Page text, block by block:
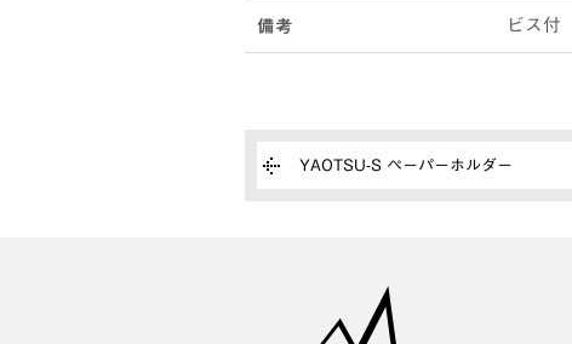
備考 ビス付
YAOTSU-S ペーパーホルダー